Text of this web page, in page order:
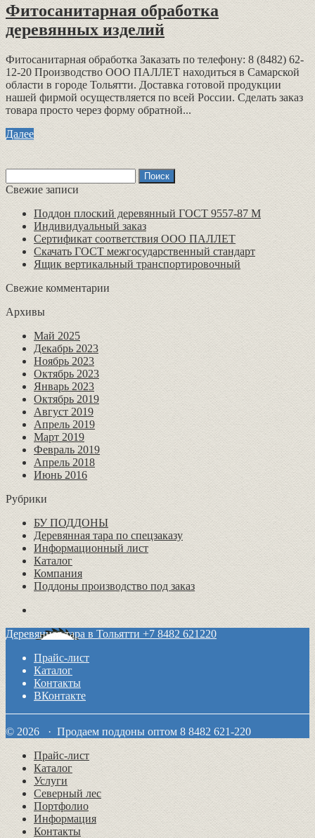
Фитосанитарная обработка
деревянных изделий
Фитосанитарная обработка Заказать по телефону: 8 (8482) 62-
12-20 Производство ООО ПАЛЛЕТ находиться в Самарской
области в городе Тольятти. Доставка готовой продукции
нашей фирмой осуществляется по всей России. Сделать заказ
товара просто через форму обратной...
Далее
Свежие записи
Поддон плоский деревянный ГОСТ 9557-87 М
Индивидуальный заказ
Сертификат соответствия ООО ПАЛЛЕТ
Скачать ГОСТ межгосударственный стандарт
Ящик вертикальный транспортировочный
Свежие комментарии
Архивы
Май 2025
Декабрь 2023
Ноябрь 2023
Октябрь 2023
Январь 2023
Октябрь 2019
Август 2019
Апрель 2019
Март 2019
Февраль 2019
Апрель 2018
Июнь 2016
Рубрики
БУ ПОДДОНЫ
Деревянная тара по спецзаказу
Информационный лист
Каталог
Компания
Поддоны производство под заказ
Деревянная тара в Тольятти +7 8482 621220
Прайс-лист
Каталог
Контакты
ВКонтакте
© 2026 · Продаем поддоны оптом 8 8482 621-220
Прайс-лист
Каталог
Услуги
Северный лес
Портфолио
Информация
Контакты